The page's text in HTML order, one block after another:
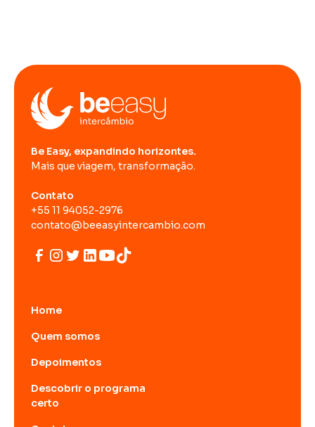
Be Easy, expandindo horizontes.
Mais que viagem, transformação.
Contato
+55 11 94052-2976
contato@beeasyintercambio.com
Home
Quem somos
Depoimentos
Descobrir o programa
certo